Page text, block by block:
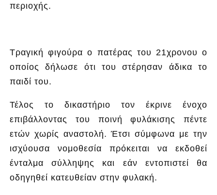
περιοχής.
Τραγική φιγούρα ο πατέρας του 21χρονου ο
οποίος δήλωσε ότι του στέρησαν άδικα το
παιδί του.
Τέλος το δικαστήριο τον έκρινε ένοχο
επιβάλλοντας του ποινή φυλάκισης πέντε
ετών χωρίς αναστολή. Έτσι σύμφωνα με την
ισχύουσα νομοθεσία πρόκειται να εκδοθεί
ένταλμα σύλληψης και εάν εντοπιστεί θα
οδηγηθεί κατευθείαν στην φυλακή.